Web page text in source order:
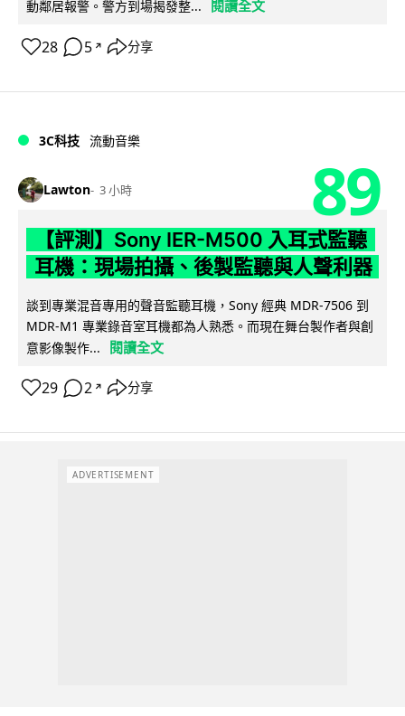
動鄰居報警。警方到場揭發整... 閱讀全文
28 5 ↗ 分享
3C科技 流動音樂
Lawton 3 小時 89
【評測】Sony IER-M500 入耳式監聽
耳機：現場拍攝、後製監聽與人聲利器
談到專業混音專用的聲音監聽耳機，Sony 經典 MDR-7506 到
MDR-M1 專業錄音室耳機都為人熟悉。而現在舞台製作者與創
意影像製作...
閱讀全文
29 2 ↗ 分享
ADVERTISEMENT